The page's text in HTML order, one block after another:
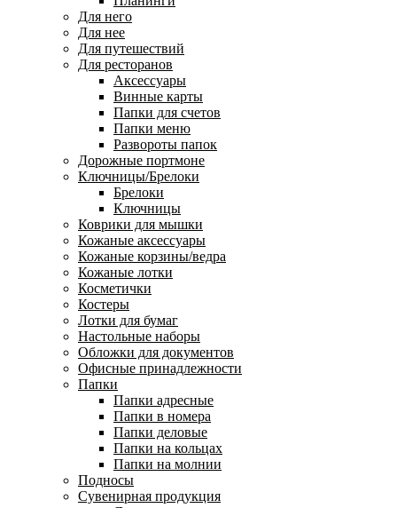
Для него
Для нее
Для путешествий
Для ресторанов
Аксессуары
Винные карты
Папки для счетов
Папки меню
Развороты папок
Дорожные портмоне
Ключницы/Брелоки
Брелоки
Ключницы
Коврики для мышки
Кожаные аксессуары
Кожаные корзины/ведра
Кожаные лотки
Косметички
Костеры
Лотки для бумаг
Настольные наборы
Обложки для документов
Офисные принадлежности
Папки
Папки адресные
Папки в номера
Папки деловые
Папки на кольцах
Папки на молнии
Подносы
Сувенирная продукция